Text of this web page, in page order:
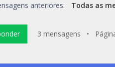
anteriores:
3 mensagens •